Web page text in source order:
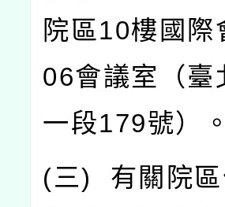
院區10樓國際
06會議室（臺
一段179號）。
(三) 有關院